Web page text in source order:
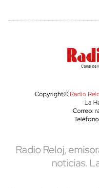
Copyright© Radio
La
Correo:
Radio Reloj,
noticias.